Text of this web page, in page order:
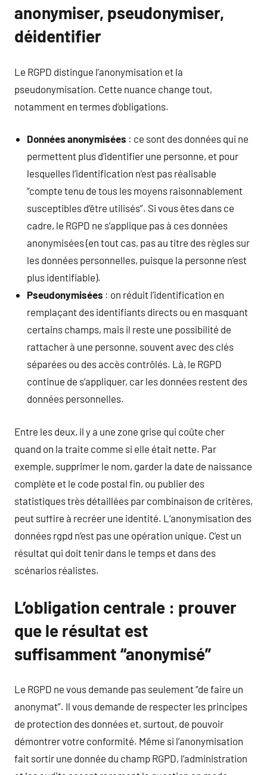
anonymiser, pseudonymiser,
déidentifier
Le RGPD distingue l’anonymisation et la
pseudonymisation. Cette nuance change tout,
notamment en termes d’obligations.
Données anonymisées : ce sont des données qui ne
permettent plus d’identifier une personne, et pour
lesquelles l’identification n’est pas réalisable
“compte tenu de tous les moyens raisonnablement
susceptibles d’être utilisés”. Si vous êtes dans ce
cadre, le RGPD ne s’applique pas à ces données
anonymisées (en tout cas, pas au titre des règles sur
les données personnelles, puisque la personne n’est
plus identifiable).
Pseudonymisées : on réduit l’identification en
remplaçant des identifiants directs ou en masquant
certains champs, mais il reste une possibilité de
rattacher à une personne, souvent avec des clés
séparées ou des accès contrôlés. Là, le RGPD
continue de s’appliquer, car les données restent des
données personnelles.
Entre les deux, il y a une zone grise qui coûte cher
quand on la traite comme si elle était nette. Par
exemple, supprimer le nom, garder la date de naissance
complète et le code postal fin, ou publier des
statistiques très détaillées par combinaison de critères,
peut suffire à recréer une identité. L’anonymisation des
données rgpd n’est pas une opération unique. C’est un
résultat qui doit tenir dans le temps et dans des
scénarios réalistes.
L’obligation centrale : prouver
que le résultat est
suffisamment “anonymisé”
Le RGPD ne vous demande pas seulement “de faire un
anonymat”. Il vous demande de respecter les principes
de protection des données et, surtout, de pouvoir
démontrer votre conformité. Même si l’anonymisation
fait sortir une donnée du champ RGPD, l’administration